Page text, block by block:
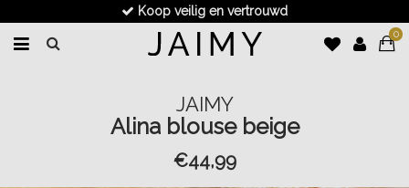
Koop veilig en vertrouwd
0
JAIMY
Alina blouse beige
€44,99